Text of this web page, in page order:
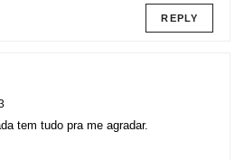
REPLY
tem tudo pra me agradar.